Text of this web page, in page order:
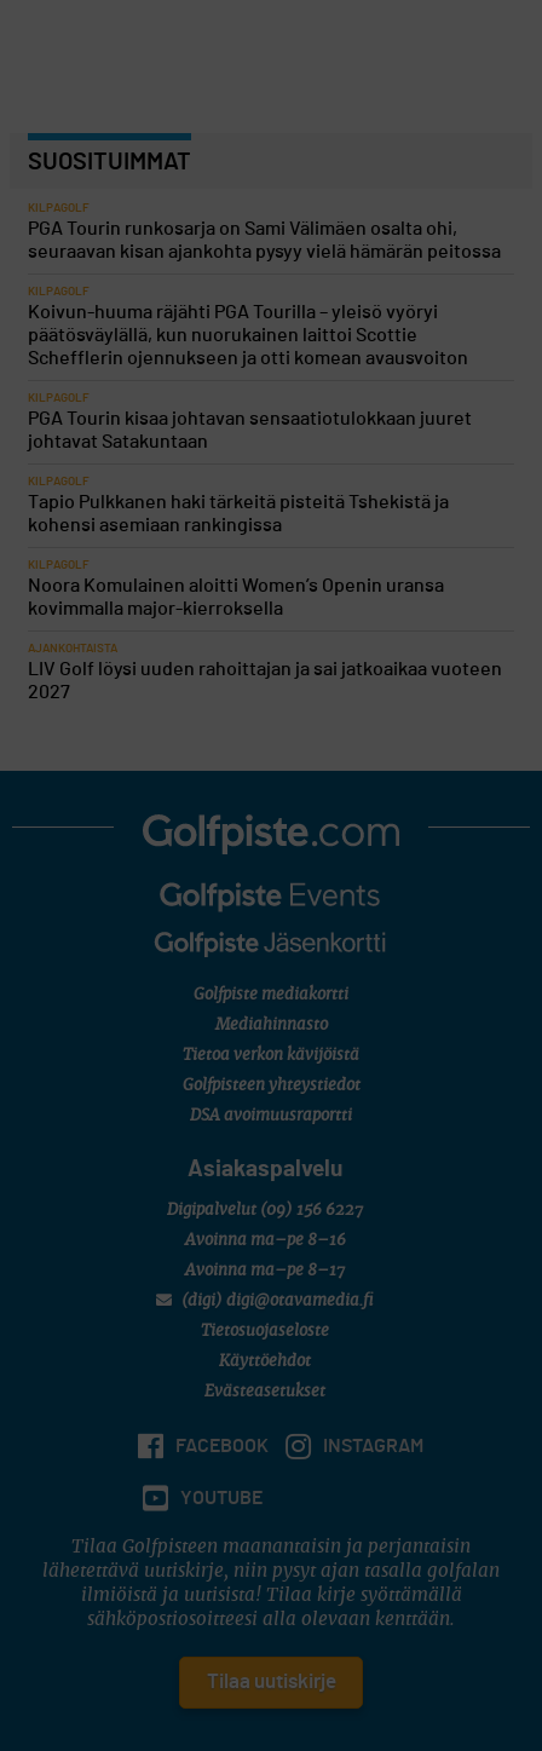
SUOSITUIMMAT
KILPAGOLF
PGA Tourin runkosarja on Sami Välimäen osalta ohi,
seuraavan kisan ajankohta pysyy vielä hämärän peitossa
KILPAGOLF
Koivun-huuma räjähti PGA Tourilla – yleisö vyöryi
päätösväylällä, kun nuorukainen laittoi Scottie
Schefflerin ojennukseen ja otti komean avausvoiton
KILPAGOLF
PGA Tourin kisaa johtavan sensaatiotulokkaan juuret
johtavat Satakuntaan
KILPAGOLF
Tapio Pulkkanen haki tärkeitä pisteitä Tshekistä ja
kohensi asemiaan rankingissa
KILPAGOLF
Noora Komulainen aloitti Women’s Openin uransa
kovimmalla major-kierroksella
AJANKOHTAISTA
LIV Golf löysi uuden rahoittajan ja sai jatkoaikaa vuoteen
2027
Golfpiste mediakortti
Mediahinnasto
Tietoa verkon kävijöistä
Golfpisteen yhteystiedot
DSA avoimuusraportti
Asiakaspalvelu
Digipalvelut (09) 156 6227
Avoinna ma–pe 8–16
Avoinna ma–pe 8–17
(digi) digi@otavamedia.fi
Tietosuojaseloste
Käyttöehdot
Evästeasetukset
FACEBOOK INSTAGRAM
YOUTUBE
Tilaa Golfpisteen maanantaisin ja perjantaisin
lähetettävä uutiskirje, niin pysyt ajan tasalla golfalan
ilmiöistä ja uutisista! Tilaa kirje syöttämällä
sähköpostiosoitteesi alla olevaan kenttään.
Tilaa uutiskirje